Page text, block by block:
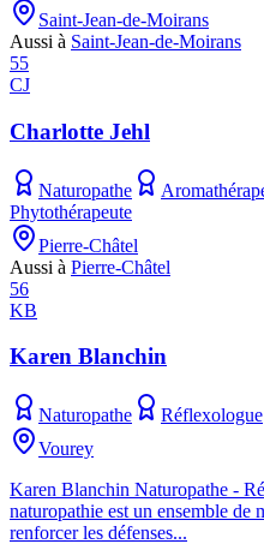
Saint-Jean-de-Moirans
Aussi à Saint-Jean-de-Moirans
55
CJ
Charlotte Jehl
Naturopathe
Phytothérapeute
Pierre-Châtel
Aussi à Pierre-Châtel
56
KB
Karen Blanchin
Naturopathe
Réflexologue
Vourey
Karen Blanchin Naturopathe -
naturopathie est un ensemble de
renforcer les défenses...